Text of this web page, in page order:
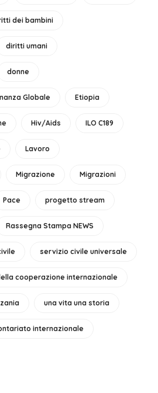
dei bambini
diritti umani
donne
Globale Etiopia
Hiv/Aids ILO C189
Lavoro
Migrazione Migrazioni
Pace progetto stream
Rassegna Stampa NEWS
servizio civile universale
cooperazione internazionale
una vita una storia
internazionale